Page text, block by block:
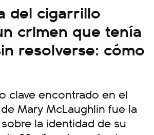
del cigarrillo
crimen que tenía
resolverse: cómo
clave encontrado en el
Mary McLaughlin fue la
la identidad de su